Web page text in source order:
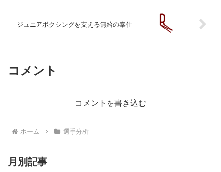
ジュニアボクシングを支える無給の奉仕
コメント
コメントを書き込む
ホーム 選手分析
月別記事